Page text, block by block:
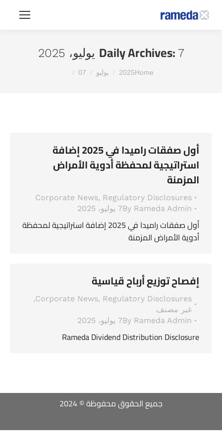
Daily Archives: 7 يوليو، 2025
You are here:
Home
2025 يوليو 07
أول صفقات راميدا في 2025 إضافة
استراتيجية لمحفظة أدوية الأمراض
المزمنة
Corporate News, Regulatory Disclosures
By Rameda Admin 7 يوليو، 2025
أول صفقات راميدا في 2025 إضافة استراتيجية لمحفظة
أدوية الأمراض المزمنة
إفصاح توزيع أرباح قياسية
Corporate News, Regulatory Disclosures
,
غير مصنف
By Rameda Admin 7 يوليو، 2025
Rameda Dividend Distribution Disclosure
جميع الحقوق محفوظة © 2024